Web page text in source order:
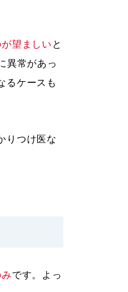
望ましい と
異常があっ
るケースも
りつけ医な
です。よっ